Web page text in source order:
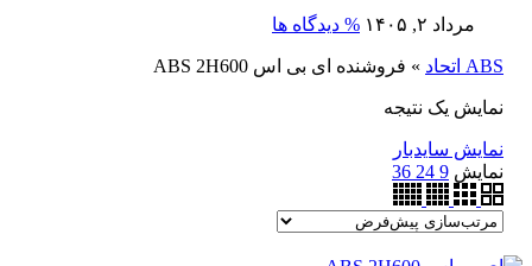
مرداد ۲, ۱۴۰۵ % دیدگاه ها
ABS اتحاد » فروشنده ای بی اس ABS 2H600
نمایش یک نتیجه
نمایش سایدبار
نمایش 9
24
36